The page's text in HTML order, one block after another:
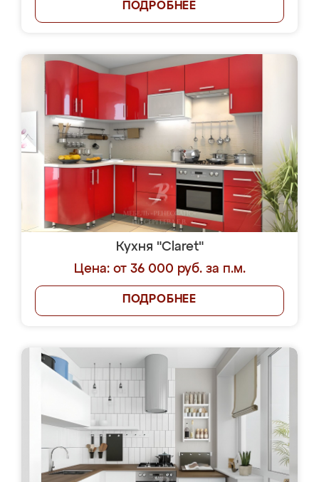
ПОДРОБНЕЕ
Кухня "Claret"
Цена: от 36 000 руб. за п.м.
ПОДРОБНЕЕ